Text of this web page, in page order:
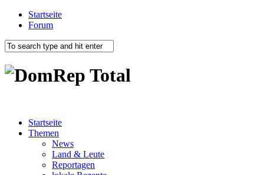
Startseite
Forum
Startseite
Themen
News
Land & Leute
Reportagen